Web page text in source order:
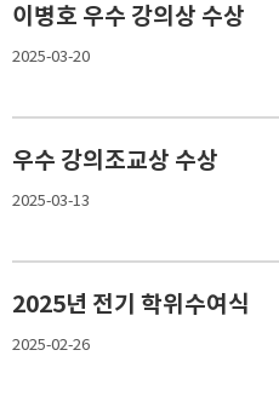
이병호 우수 강의상 수상
2025-03-20
우수 강의조교상 수상
2025-03-13
2025년 전기 학위수여식
2025-02-26